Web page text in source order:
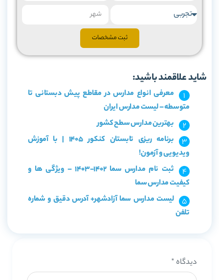
ثبت مشخصات
شاید علاقمند باشید:
معرفی انواع مدارس در مقاطع پیش دبستانی تا
متوسطه – لیست مدارس ایران
بهترین مدارس سطح کشور
برنامه ریزی تابستان کنکور 1405 | با آموزش
ویدیویی و آزمون!
ثبت نام مدارس سما 1402-1403 – ویژگی ها و
کیفیت مدارس سما
لیست مدارس سما آزادشهر+ آدرس دقیق و شماره
تلفن
دیدگاه *